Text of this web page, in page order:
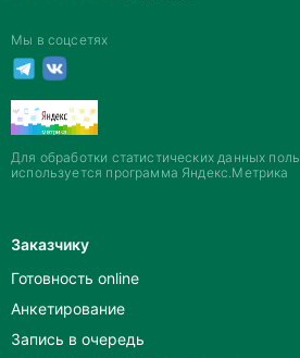
Мы в соцсетях
Для обработки статистических данных
используется программа Яндекс.Метрика
Заказчику
Готовность online
Анкетирование
Запись в очередь